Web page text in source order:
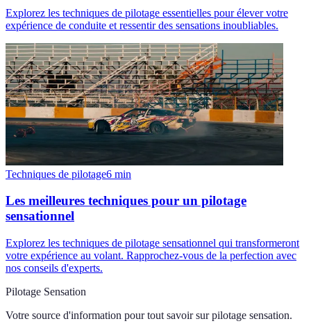
Explorez les techniques de pilotage essentielles pour élever votre
expérience de conduite et ressentir des sensations inoubliables.
Techniques de pilotage6 min
Les meilleures techniques pour un pilotage
sensationnel
Explorez les techniques de pilotage sensationnel qui transformeront
votre expérience au volant. Rapprochez-vous de la perfection avec
nos conseils d'experts.
Pilotage Sensation
Votre source d'information pour tout savoir sur pilotage sensation.